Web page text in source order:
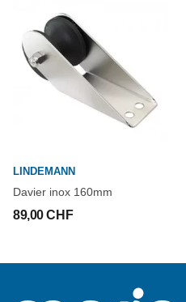
LINDEMANN
Davier inox 160mm
89,00 CHF